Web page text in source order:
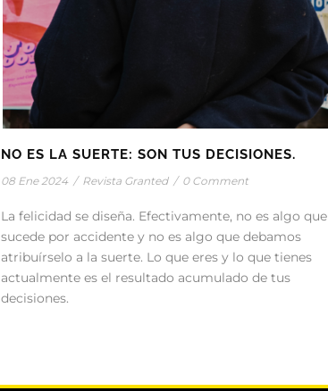
NO ES LA SUERTE: SON TUS DECISIONES.
08 Ene 2024 / Revista Granted / 0 Comment
La felicidad se diseña. Efectivamente, no es algo que
sucede por accidente y no es algo que debamos
atribuírselo a la suerte. Lo que eres y lo que tienes
actualmente es el resultado acumulado de tus
decisiones.